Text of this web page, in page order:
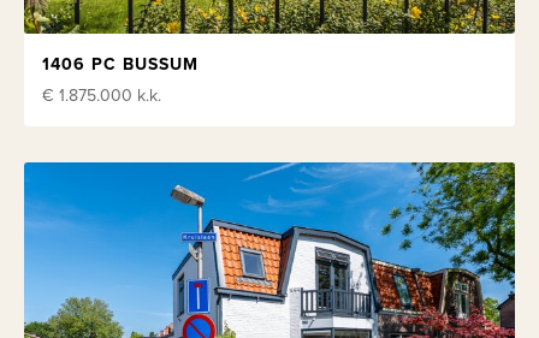
1406 PC BUSSUM
€ 1.875.000 k.k.